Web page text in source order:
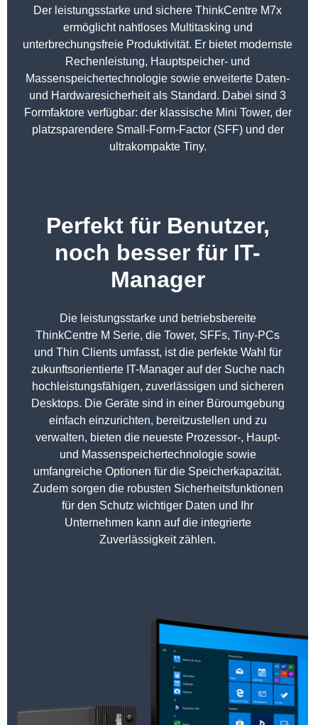
Der leistungsstarke und sichere ThinkCentre M7x
ermöglicht nahtloses Multitasking und
unterbrechungsfreie Produktivität. Er bietet modernste
Rechenleistung, Hauptspeicher- und
Massenspeichertechnologie sowie erweiterte Daten-
und Hardwaresicherheit als Standard. Dabei sind 3
Formfaktore verfügbar: der klassische Mini Tower, der
platzsparendere Small-Form-Factor (SFF) und der
ultrakompakte Tiny.
Perfekt für Benutzer,
noch besser für IT-
Manager
Die leistungsstarke und betriebsbereite
ThinkCentre M Serie, die Tower, SFFs, Tiny-PCs
und Thin Clients umfasst, ist die perfekte Wahl für
zukunftsorientierte IT-Manager auf der Suche nach
hochleistungsfähigen, zuverlässigen und sicheren
Desktops. Die Geräte sind in einer Büroumgebung
einfach einzurichten, bereitzustellen und zu
verwalten, bieten die neueste Prozessor-, Haupt-
und Massenspeichertechnologie sowie
umfangreiche Optionen für die Speicherkapazität.
Zudem sorgen die robusten Sicherheitsfunktionen
für den Schutz wichtiger Daten und Ihr
Unternehmen kann auf die integrierte
Zuverlässigkeit zählen.